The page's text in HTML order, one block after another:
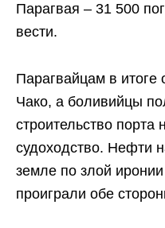
Парагвая – 31 500
вести.
Парагвайцам в итоге
Чако, а боливийцы
строительство порта
судоходство. Нефти
земле по злой
проиграли обе